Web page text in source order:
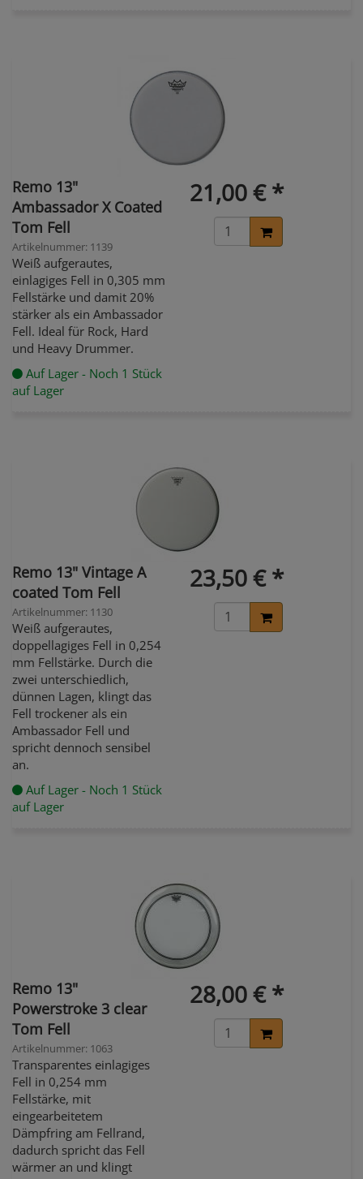
Remo 13"
Ambassador X Coated
Tom Fell
Artikelnummer: 1139
Weiß aufgerautes,
einlagiges Fell in 0,305 mm
Fellstärke und damit 20%
stärker als ein Ambassador
Fell. Ideal für Rock, Hard
und Heavy Drummer.
Auf Lager - Noch 1 Stück
auf Lager
21,00 € *
Remo 13" Vintage A
coated Tom Fell
Artikelnummer: 1130
Weiß aufgerautes,
doppellagiges Fell in 0,254
mm Fellstärke. Durch die
zwei unterschiedlich,
dünnen Lagen, klingt das
Fell trockener als ein
Ambassador Fell und
spricht dennoch sensibel
an.
Auf Lager - Noch 1 Stück
auf Lager
23,50 € *
Remo 13"
Powerstroke 3 clear
Tom Fell
Artikelnummer: 1063
Transparentes einlagiges
Fell in 0,254 mm
Fellstärke, mit
eingearbeitetem
Dämpfring am Fellrand,
dadurch spricht das Fell
wärmer an und klingt
28,00 € *